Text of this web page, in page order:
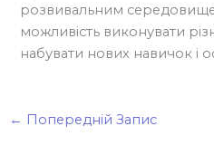
розвивальним
можливість виконувати
набувати нових навичок і
← Попередній Запис